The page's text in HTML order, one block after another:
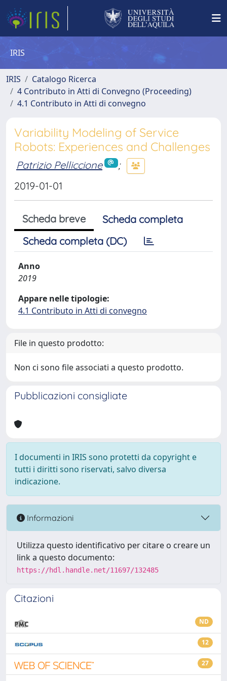
IRIS
IRIS
Catalogo Ricerca
4 Contributo in Atti di Convegno (Proceeding)
4.1 Contributo in Atti di convegno
Variability Modeling of Service
Robots: Experiences and Challenges
Patrizio Pelliccione
;
2019-01-01
Scheda breve
Scheda completa
Scheda completa (DC)
Anno
2019
Appare nelle tipologie:
4.1 Contributo in Atti di convegno
File in questo prodotto:
Non ci sono file associati a questo prodotto.
Pubblicazioni consigliate
I documenti in IRIS sono protetti da copyright e
tutti i diritti sono riservati, salvo diversa
indicazione.
Informazioni
Utilizza questo identificativo per citare o creare un
link a questo documento:
https://hdl.handle.net/11697/132485
Citazioni
ND
12
27